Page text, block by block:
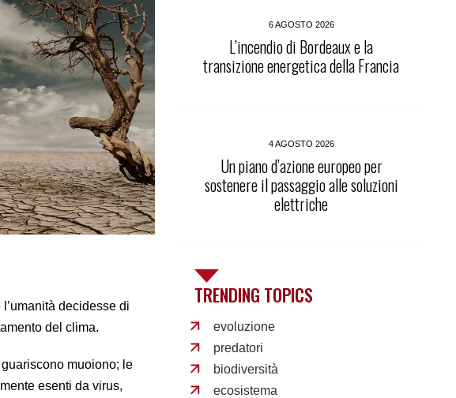
decidesse di
del clima.
muoiono; le
esenti da virus,
6 AGOSTO 2026
L’incendio di Bordeaux e la
transizione energetica della Francia
4 AGOSTO 2026
Un piano d’azione europeo per
sostenere il passaggio alle soluzioni
elettriche
TRENDING TOPICS
evoluzione
predatori
biodiversità
ecosistema